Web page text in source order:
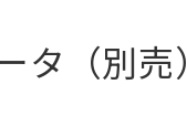
タ（別売）